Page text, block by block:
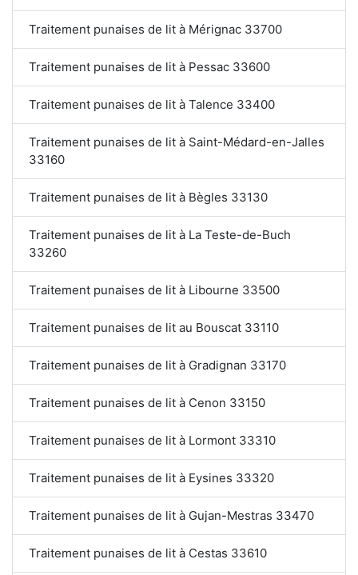
Traitement punaises de lit à Mérignac 33700
Traitement punaises de lit à Pessac 33600
Traitement punaises de lit à Talence 33400
Traitement punaises de lit à Saint-Médard-en-Jalles
33160
Traitement punaises de lit à Bègles 33130
Traitement punaises de lit à La Teste-de-Buch
33260
Traitement punaises de lit à Libourne 33500
Traitement punaises de lit au Bouscat 33110
Traitement punaises de lit à Gradignan 33170
Traitement punaises de lit à Cenon 33150
Traitement punaises de lit à Lormont 33310
Traitement punaises de lit à Eysines 33320
Traitement punaises de lit à Gujan-Mestras 33470
Traitement punaises de lit à Cestas 33610